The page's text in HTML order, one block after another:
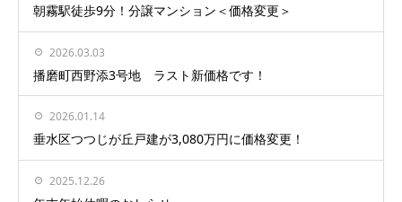
朝霧駅徒歩9分！分譲マンション＜価格変更＞
2026.03.03
播磨町西野添3号地 ラスト新価格です！
2026.01.14
垂水区つつじが丘戸建が3,080万円に価格変更！
2025.12.26